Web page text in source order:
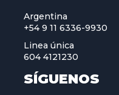
Argentina
+54 9 11 6336-9930
Linea única
604 4121230
SÍGUENOS